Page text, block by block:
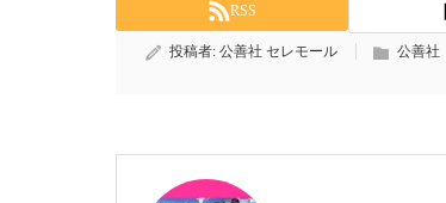
RSS
投稿者: 公善社 セレモール 公善社